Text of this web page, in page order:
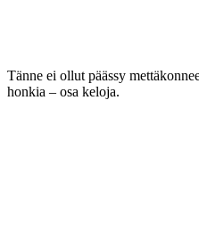
Tänne ei ollut päässy
honkia – osa keloja.